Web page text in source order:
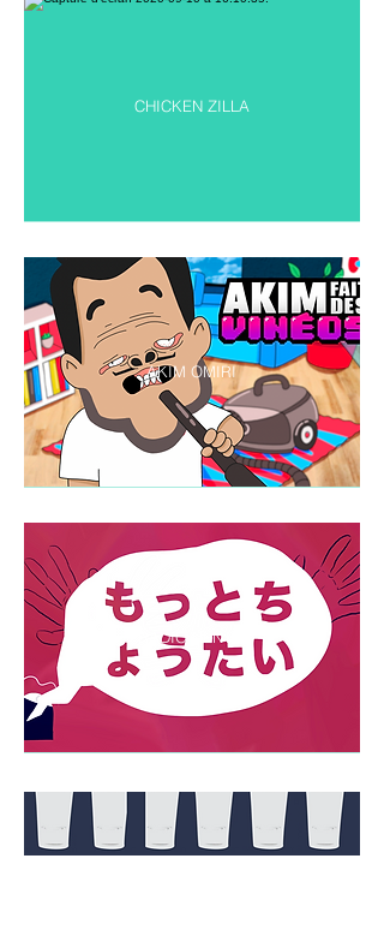
CHICKEN ZILLA
AKIM OMIRI
RADIO HENTAÏ